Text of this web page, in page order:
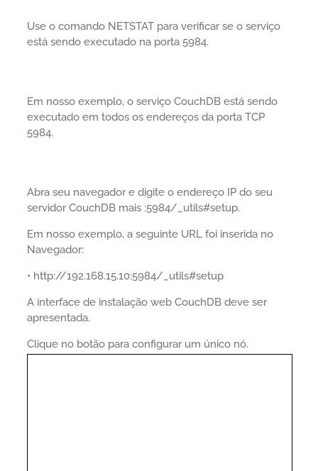
Use o comando NETSTAT para verificar se o serviço
está sendo executado na porta 5984.
Em nosso exemplo, o serviço CouchDB está sendo
executado em todos os endereços da porta TCP
5984.
Abra seu navegador e digite o endereço IP do seu
servidor CouchDB mais :5984/_utils#setup.
Em nosso exemplo, a seguinte URL foi inserida no
Navegador:
• http://192.168.15.10:5984/_utils#setup
A interface de instalação web CouchDB deve ser
apresentada.
Clique no botão para configurar um único nó.